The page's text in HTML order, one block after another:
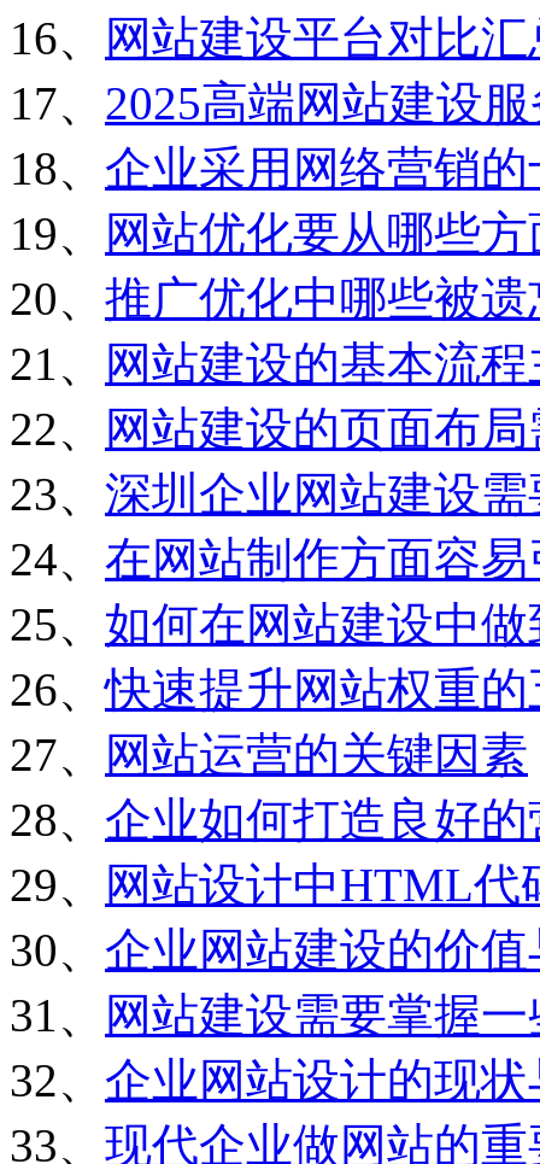
16、
网站建设平台对比汇
17、 2025高端网站建设
18、 企业采用网络营销
19、
网站优化要从哪些
20、 推广优化中哪些被
21、
网站建设的基本流
22、
网站建设的页面布
23、 深圳企业网站建设
24、 在网站制作方面容
25、 如何在网站建设中
26、快速提升网站权重
27、
网站运营的关键因素
28、 企业如何打造良好
29、
网站设计中HTML代
30、 企业网站建设的价
31、
网站建设需要掌握
32、 企业网站设计的现
33、 现代企业做网站的重